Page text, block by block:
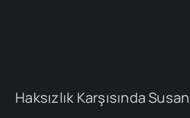
Haksızlık Karşısında